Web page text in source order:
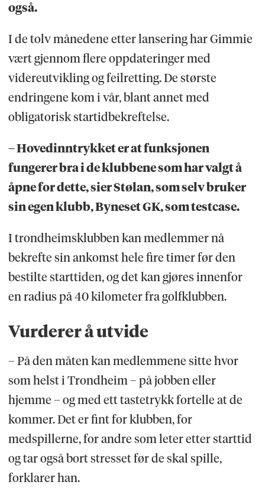
også.
I de tolv månedene etter lansering har Gimmie
vært gjennom flere oppdateringer med
videreutvikling og feilretting. De største
endringene kom i vår, blant annet med
obligatorisk startidbekreftelse.
– Hovedinntrykket er at funksjonen
fungerer bra i de klubbene som har valgt å
åpne for dette, sier Stølan, som selv bruker
sin egen klubb, Byneset GK, som testcase.
I trondheimsklubben kan medlemmer nå
bekrefte sin ankomst hele fire timer før den
bestilte starttiden, og det kan gjøres innenfor
en radius på 40 kilometer fra golfklubben.
Vurderer å utvide
– På den måten kan medlemmene sitte hvor
som helst i Trondheim – på jobben eller
hjemme – og med ett tastetrykk fortelle at de
kommer. Det er fint for klubben, for
medspillerne, for andre som leter etter starttid
og tar også bort stresset før de skal spille,
forklarer han.